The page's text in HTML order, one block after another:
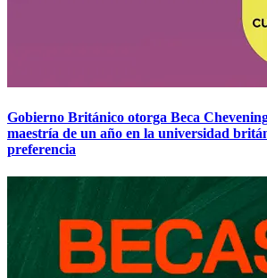
Gobierno Británico otorga Beca
maestría de un año en la universidad
preferencia